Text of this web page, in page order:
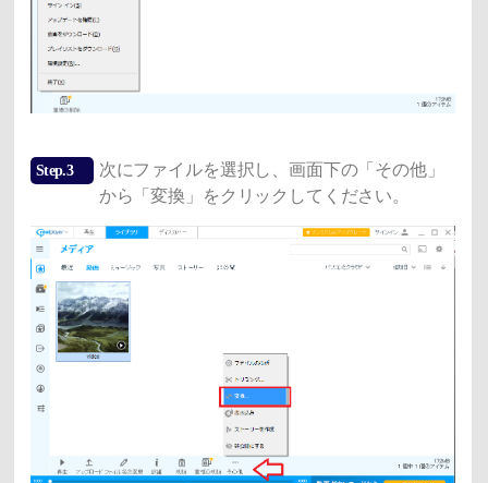
Step.3
次にファイルを選択し、画面下の「その他」
から「変換」をクリックしてください。